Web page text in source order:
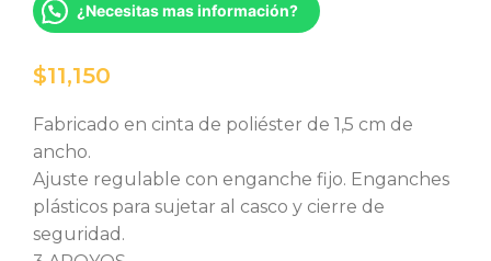
¿Necesitas mas información?
$
Fabricado en cinta de poliéster de 1,5 cm de
ancho.
Ajuste regulable con enganche fijo. Enganches
plásticos para sujetar al casco y cierre de
seguridad.